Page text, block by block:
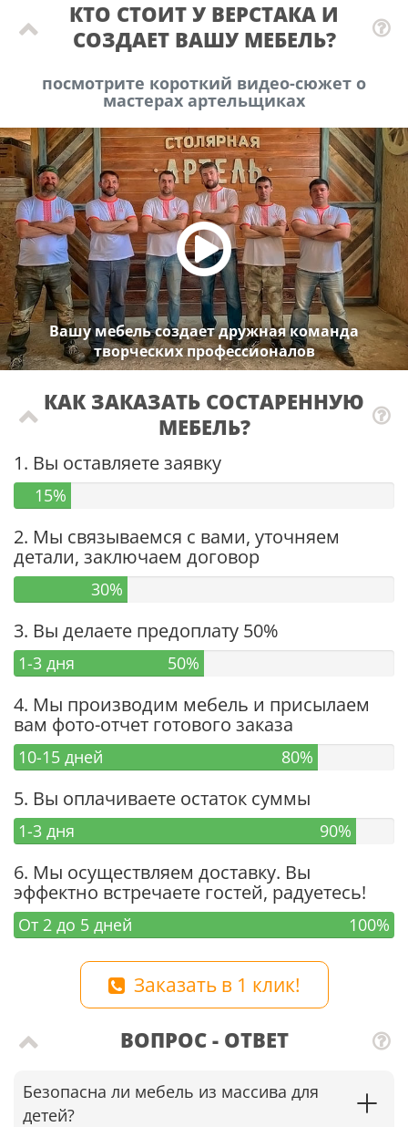
КТО СТОИТ У ВЕРСТАКА И
СОЗДАЕТ ВАШУ МЕБЕЛЬ?
посмотрите короткий видео-сюжет о
мастерах артельщиках
Вашу мебель создает дружная команда
творческих профессионалов
КАК ЗАКАЗАТЬ СОСТАРЕННУЮ
МЕБЕЛЬ?
1. Вы оставляете заявку
15%
2. Мы связываемся с вами, уточняем
детали, заключаем договор
30%
3. Вы делаете предоплату 50%
1-3 дня 50%
4. Мы производим мебель и присылаем
вам фото-отчет готового заказа
10-15 дней 80%
5. Вы оплачиваете остаток суммы
1-3 дня 90%
6. Мы осуществляем доставку. Вы
эффектно встречаете гостей, радуетесь!
От 2 до 5 дней 100%
Заказать в 1 клик!
ВОПРОС - ОТВЕТ
Безопасна ли мебель из массива для
детей?